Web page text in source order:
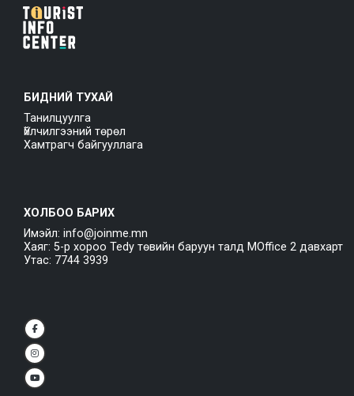
БИДНИЙ ТУХАЙ
Танилцуулга
Үйлчилгээний төрөл
Хамтрагч байгууллага
ХОЛБОО БАРИХ
Имэйл: info@joinme.mn
Хаяг: 5-р хороо Tedy төвийн баруун талд MOffice 2 давхарт
Утас: 7744 3939